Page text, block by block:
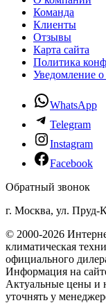
Команда
Клиенты
Отзывы
Карта сайта
Политика
Уведомление
WhatsApp
Telegram
Instagram
Facebook
Обратный звонок
г. Москва, ул.
© 2000-2026
климатическая
официального
Информация на
Актуальные цены и
уточнять у